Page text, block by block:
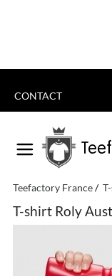
CONTACT
Teefactory France
T-shirt Roly